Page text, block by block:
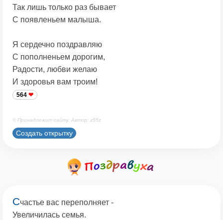
Так лишь только раз бывает
С появленьем малыша.
Я сердечно поздравляю
С пополненьем дорогим,
Радости, любви желаю
И здоровья вам троим!
564
© Принадлежит сайту. Автор: z55z
Создать открытку
Счастье вас переполняет -
Увеличилась семья.